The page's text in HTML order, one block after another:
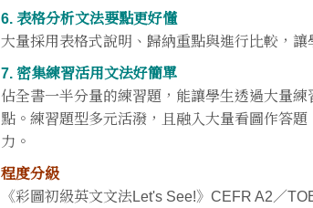
6. 表格分析文法要點更好懂
大量採用表格式說明、歸納重點與進行比較，
7. 密集練習活用文法好簡單
佔全書一半分量的練習題，能讓學生透過大量
點。練習題型多元活潑，且融入大量看圖作答
力。
程度分級
《彩圖初級英文文法Let's See!》CEFR A2／